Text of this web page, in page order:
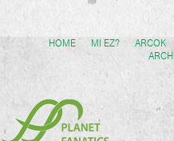
HOME MI EZ? ARCOK